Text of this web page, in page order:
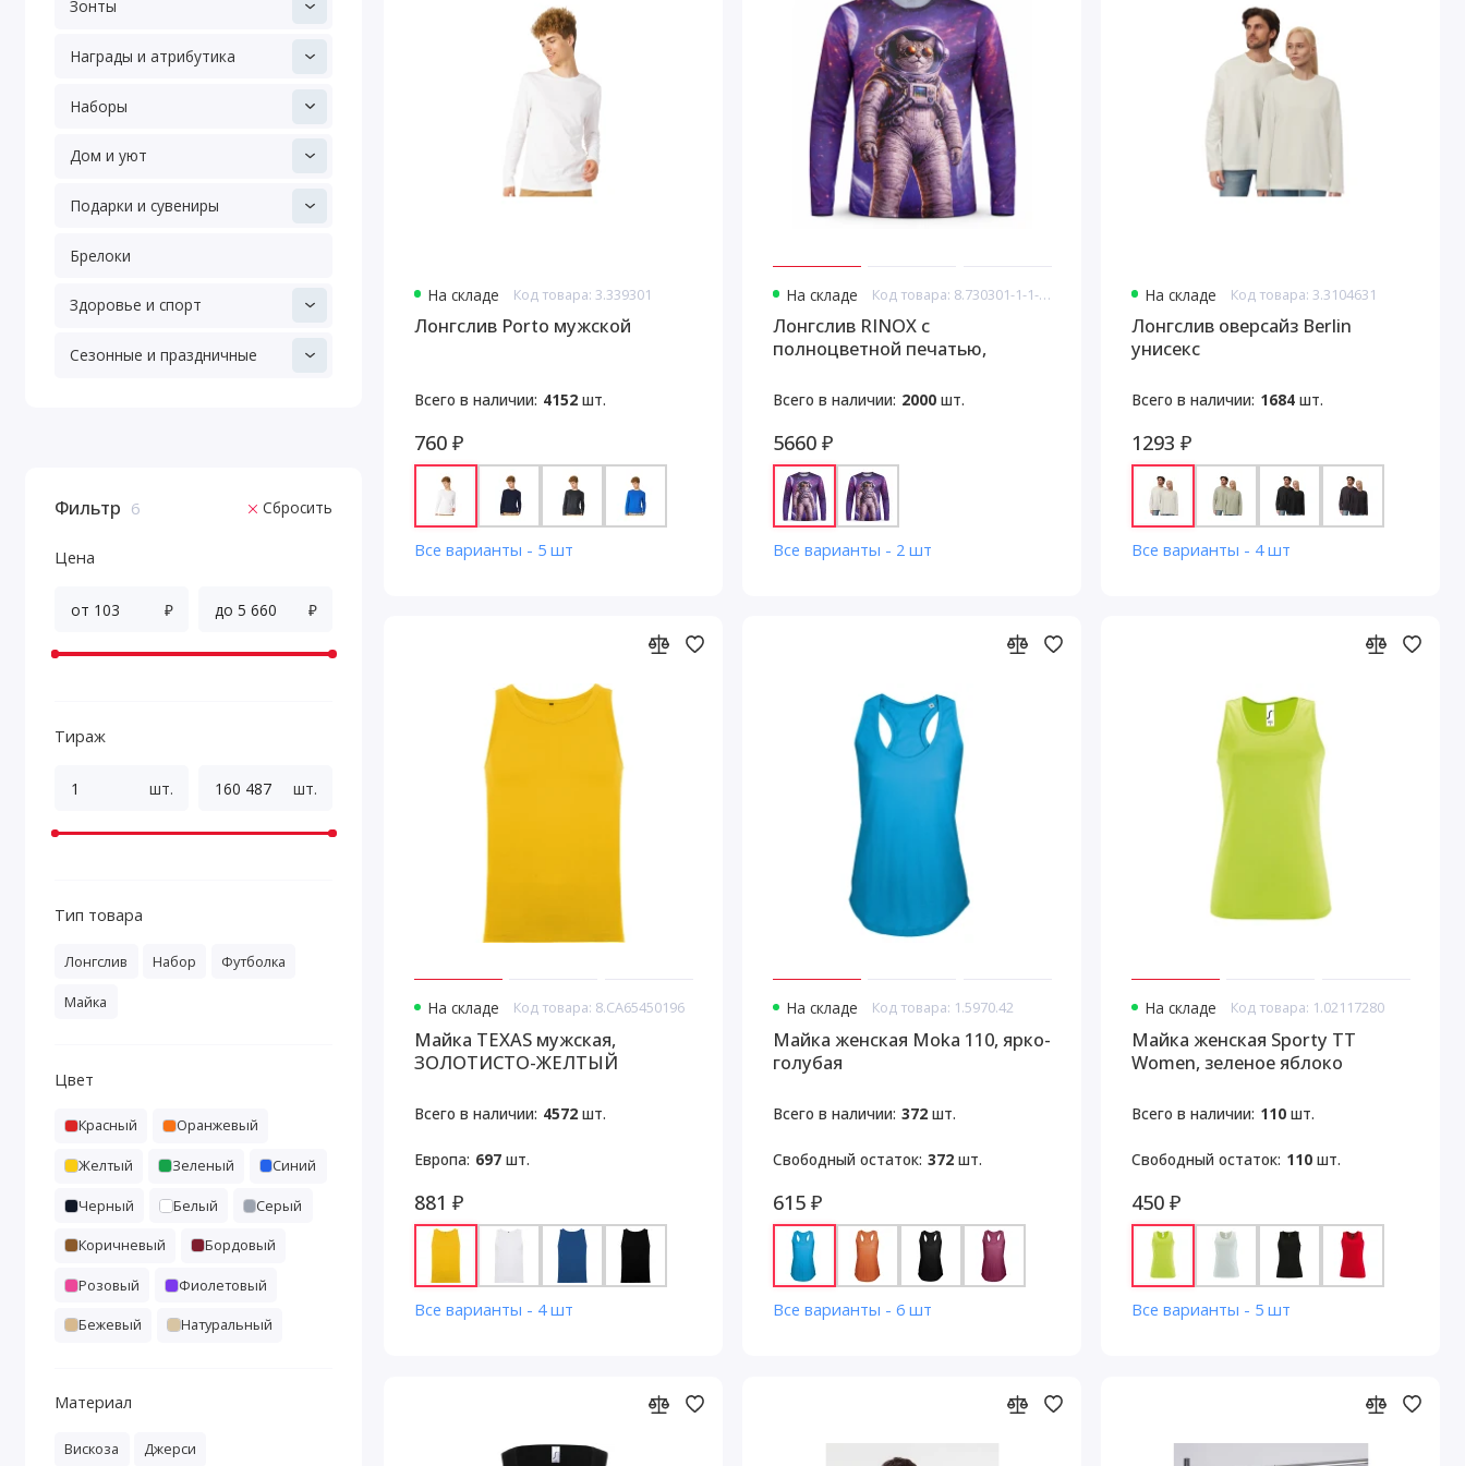
Зонты
Награды и атрибутика
Наборы
Дом и уют
Подарки и сувениры
Брелоки
Здоровье и спорт
Сезонные и праздничные
Фильтр 6 Сбросить
Цена
₽ ₽
Тираж
шт. шт.
Тип товара
Лонгслив Набор Футболка
Майка
Цвет
Красный Оранжевый
Желтый Зеленый Синий
Черный Белый Серый
Коричневый Бордовый
Розовый Фиолетовый
Бежевый Натуральный
Материал
Вискоза Джерси
На складе Код товара: 3.339301
Лонгслив Porto мужской
Всего в наличии: 4152шт.
760 ₽
Все варианты - 5 шт
На складе Код товара: 8.730301-1-1-LB
Лонгслив RINOX с
полноцветной печатью,
Всего в наличии: 2000шт.
5660 ₽
Все варианты - 2 шт
На складе Код товара: 3.3104631
Лонгслив оверсайз Berlin
унисекс
Всего в наличии: 1684шт.
1293 ₽
Все варианты - 4 шт
На складе Код товара: 8.CA65450196
Майка TEXAS мужская,
ЗОЛОТИСТО-ЖЕЛТЫЙ
Всего в наличии: 4572шт.
Европа: 697шт.
881 ₽
Все варианты - 4 шт
На складе Код товара: 1.5970.42
Майка женская Moka 110, ярко-
голубая
Всего в наличии: 372шт.
Свободный остаток: 372шт.
615 ₽
Все варианты - 6 шт
На складе Код товара: 1.02117280
Майка женская Sporty TT
Women, зеленое яблоко
Всего в наличии: 110шт.
Свободный остаток: 110шт.
450 ₽
Все варианты - 5 шт